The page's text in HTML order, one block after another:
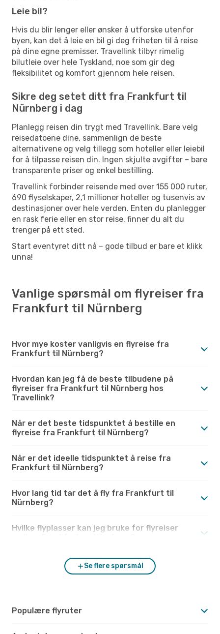
Leie bil?
Hvis du blir lenger eller ønsker å utforske utenfor
byen, kan det å leie en bil gi deg friheten til å reise
på dine egne premisser. Travellink tilbyr rimelig
bilutleie over hele Tyskland, noe som gir deg
fleksibilitet og komfort gjennom hele reisen.
Sikre deg setet ditt fra Frankfurt til
Nürnberg i dag
Planlegg reisen din trygt med Travellink. Bare velg
reisedatoene dine, sammenlign de beste
alternativene og velg tillegg som hoteller eller leiebil
for å tilpasse reisen din. Ingen skjulte avgifter – bare
transparente priser og enkel bestilling.
Travellink forbinder reisende med over 155 000 ruter,
690 flyselskaper, 2,1 millioner hoteller og tusenvis av
destinasjoner over hele verden. Enten du planlegger
en rask ferie eller en stor reise, finner du alt du
trenger på ett sted.
Start eventyret ditt nå – gode tilbud er bare et klikk
unna!
Vanlige spørsmål om flyreiser fra
Frankfurt til Nürnberg
Hvor mye koster vanligvis en flyreise fra
Frankfurt til Nürnberg?
Hvordan kan jeg få de beste tilbudene på
flyreiser fra Frankfurt til Nürnberg hos
Travellink?
Når er det beste tidspunktet å bestille en
flyreise fra Frankfurt til Nürnberg?
Når er det ideelle tidspunktet å reise fra
Frankfurt til Nürnberg?
Hvor lang tid tar det å fly fra Frankfurt til
Nürnberg?
Hvilke flyplasser kan jeg bruke for flyreiser
Se flere spørsmål
Populære flyruter